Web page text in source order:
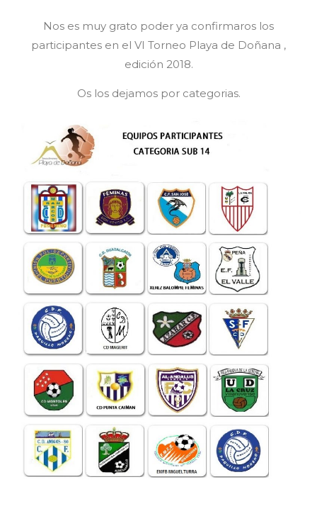
Nos es muy grato poder ya confirmaros los
participantes en el VI Torneo Playa de Doñana ,
edición 2018.
Os los dejamos por categorias.